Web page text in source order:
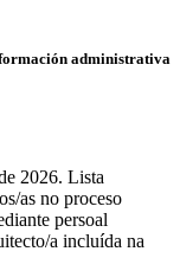
administrativa
2026. Lista
as no proceso
persoal
a incluída na